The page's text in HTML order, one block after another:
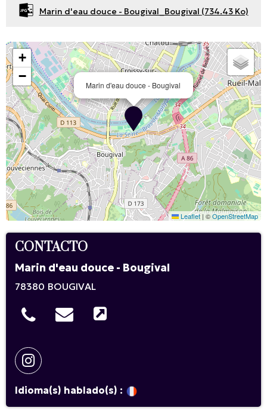
Marin d'eau douce - Bougival_Bougival (734.43 Ko)
Marin d'eau douce - Bougival
+
−
Leaflet |©OpenStreetMap
CONTACTO
Marin d'eau douce - Bougival
78380 BOUGIVAL
Idioma(s) hablado(s) :